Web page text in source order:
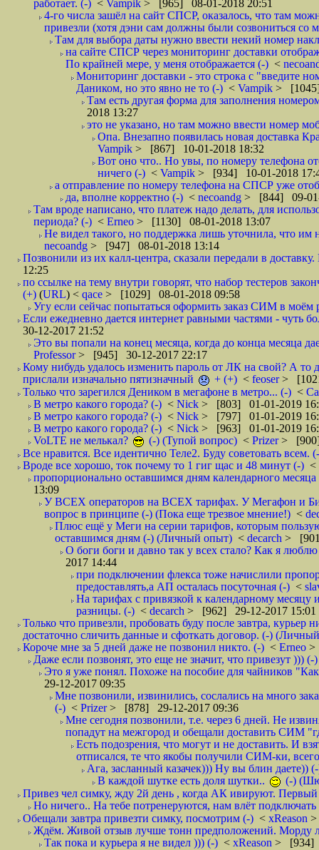
работает. (-) < Vampik > [965] 08-01-2018 20:51
4-го числа зашёл на сайт СПСР, оказалось, что там
привезли (хотя дэни сам должны были созвониться со
Там для выбора даты нужно ввести некий номер
на сайте СПСР через мониторинг доставки
По крайней мере, у меня отображается (-) <
Мониторинг доставки - это строка с "введите
Даником, но это явно не то (-) < Vampik >
Там есть другая форма для заполнения
2018 13:27
это не указано, но там можно ввести номер
Опа. Внезапно появилась новая доставка
Vampik > [867] 10-01-2018 18:32
Вот оно что.. Но увы, по номеру телефона
ничего (-) < Vampik > [934] 10-01-2018
а отправление по номеру телефона на СПСР уже
да, вполне корректно (-) < necoandg > [844] 09-01-
Там вроде написано, что платеж надо делать, для
периода? (-) < Erneo > [1130] 08-01-2018 13:07
Не видел такого, но поддержка лишь уточнила, что
necoandg > [947] 08-01-2018 13:14
Позвонили из их калл-центра, сказали передали в
12:25
по ссылке на тему внутри говорят, что набор тестеров
(+) (URL) < qace > [1029] 08-01-2018 09:58
Угу если сейчас попытаться оформить заказ СИМ в моём
Если ежедневно дается интернет равными частями - чуть
30-12-2017 21:52
Это вы попали на конец месяца, когда до конца месяца
Professor> [945] 30-12-2017 22:17
Кому нибудь удалось изменить пароль от ЛК на свой? А то
прислали изначально пятизначный
+ (+) < feoser>
Только что зарегился Деником в мегафоне в метро... (-) <
В метро какого города? (-) < Nick > [803] 01-01-2019
В метро какого города? (-) < Nick > [797] 01-01-2019
В метро какого города? (-) < Nick > [963] 01-01-2019
VoLTE не мелькал?
(-) (Тупой вопрос) < Prizer>
Все нравится. Все идентично Теле2. Буду советовать всем.
Вроде все хорошо, ток почему то 1 гиг щас и 48 минут (-) <
пропорционально оставшимся дням календарного
13:09
У ВСЕХ операторов на ВСЕХ тарифах. У Мегафон и Би
вопрос в принципе (-) (Пока еще трезвое мнение!) <
Плюс ещё у Меги на серии тарифов, которым
оставшимся дням (-) (Личный опыт) < decarch >
О боги боги и давно так у всех стало? Как я
2017 14:44
при подключении флекса тоже начислили
предоставлять,а АП осталась посуточная (-) <
На тарифах с привязкой к календарному
разницы. (-) < decarch > [962] 29-12-2017 15:01
Только что привезли, пробовать буду после завтра,
достаточно сличить данные и сфоткать договор. (-)
Короче мне за 5 дней даже не позвонил никто. (-) < Erneo >
Даже если позвонят, это еще не значит, что привезут ))) (-)
Это я уже понял. Похоже на пособие для чайников
29-12-2017 09:35
Мне позвонили, извинились, сослались на много
(-) < Prizer> [878] 29-12-2017 09:36
Мне сегодня позвонили, т.е. через 6 дней. Не
попадут на межгород и обещали доставить СИМ
Есть подозрения, что могут и не доставить. И
отписался, те что якобы получили СИМ-ки,
Ага, засланный казачек))) Ну вы блин даете))
В каждой шутке есть доля шутки..
(-)
Привез чел симку, жду 2й день , когда АК ивируют. Первый
Но ничего.. На тебе потренеруются, нам влёт подключать
Обещали завтра привезти симку, посмотрим (-) < xReason
Ждём. Живой отзыв лучше тонн предположений. Морду
Так пока и курьера я не видел ))) (-) < xReason > [934]